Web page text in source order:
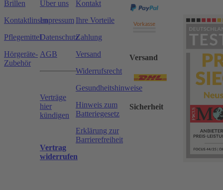
Brillen
Kontaktlinsen
Pflegemittel
Hörgeräte-
Zubehör
Über uns
Impressum
Datenschutz
AGB
Verträge
hier
kündigen
Vertrag
widerrufen
Kontakt
Ihre Vorteile
Zahlung
Versand
Widerrufsrecht
Gesundheitshinweise
Hinweis zum
Batteriegesetz
Erklärung zur
Barrierefreiheit
Versand
Sicherheit